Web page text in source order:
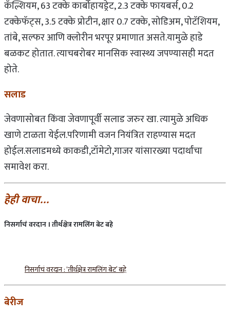
कॅल्शियम, 63 टक्के कार्बोहायड्रेट, 2.3 टक्के फायबर्स, 0.2
टक्केफॅट्स, 3.5 टक्के प्रोटीन, क्षार 0.7 टक्के, सोडिअम, पोटॅशियम,
तांबे, सल्फर आणि क्लोरीन भरपूर प्रमाणात असते.यामुळे हाडे
बळकट होतात. त्याचबरोबर मानसिक स्वास्थ्य जपण्यासही मदत
होते.
सलाड
जेवणासोबत किंवा जेवणापूर्वी सलाड जरुर खा. त्यामुळे अधिक
खाणे टाळता येईल.परिणामी वजन नियंत्रित राहण्यास मदत
होईल.सलाडमध्ये काकडी,टॉमेटो,गाजर यांसारख्या पदार्थांचा
समावेश करा.
हेही वाचा…
निसर्गाचंवरदान ।तीर्थक्षेत्ररामलिंगबेटबहे
निसर्गाचं वरदान : ‘तीर्थक्षेत्र रामलिंग बेट’ बहे
बेरीज